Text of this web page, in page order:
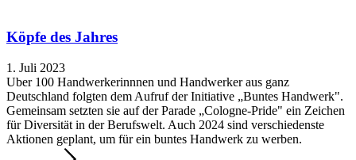
Köpfe des Jahres
1. Juli 2023
Uber 100 Handwerkerinnnen und Handwerker aus ganz
Deutschland folgten dem Aufruf der Initiative „Buntes Handwerk".
Gemeinsam setzten sie auf der Parade „Cologne-Pride" ein Zeichen
für Diversität in der Berufswelt. Auch 2024 sind verschiedenste
Aktionen geplant, um für ein buntes Handwerk zu werben.